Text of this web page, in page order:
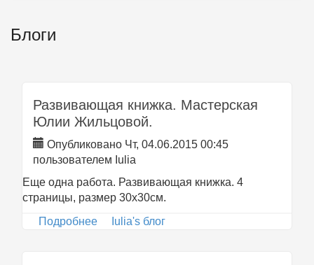
Блоги
Развивающая книжка. Мастерская
Юлии Жильцовой.
Опубликовано Чт, 04.06.2015 00:45
пользователем Iulia
Еще одна работа. Развивающая книжка. 4
страницы, размер 30х30см.
Подробнее о Развивающая книжка. Мастерская
Iulia's блог